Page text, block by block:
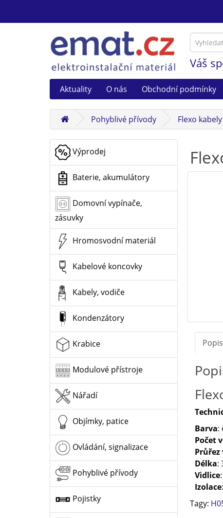
Váš
Aktuality O nás Obchodní podmínky
Pohyblivé přívody Flexo
Výprodej
Baterie, akumulátory
Domovní vypínače,
zásuvky
Hromosvodní materiál
Kabelové koncovky
Kabely, vodiče
Kondenzátory
Krabice
Modulové přístroje
Nářadí
Objímky, patice
Ovládání, signalizace
Pohyblivé přívody
Pojistky
Popis
Barva:
Počet
Průřez
Délka:
Vidlice
Izolace
Tagy: